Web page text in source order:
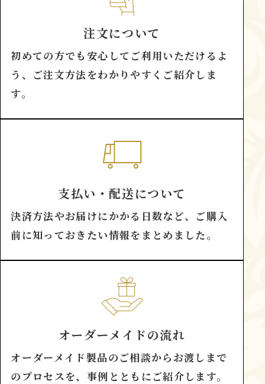
注文について
初めての方でも安心してご利用いただけるよ
う、ご注文方法をわかりやすくご紹介しま
す。
支払い・配送について
決済方法やお届けにかかる日数など、ご購入
前に知っておきたい情報をまとめました。
オーダーメイドの流れ
オーダーメイド製品のご相談からお渡しまで
のプロセスを、事例とともにご紹介します。